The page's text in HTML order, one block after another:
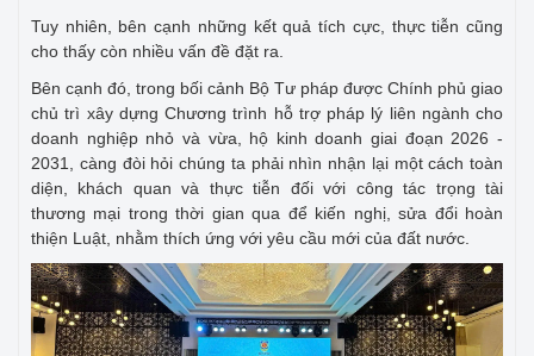
Tuy nhiên, bên cạnh những kết quả tích cực, thực tiễn cũng
cho thấy còn nhiều vấn đề đặt ra.
Bên cạnh đó, trong bối cảnh Bộ Tư pháp được Chính phủ giao
chủ trì xây dựng Chương trình hỗ trợ pháp lý liên ngành cho
doanh nghiệp nhỏ và vừa, hộ kinh doanh giai đoạn 2026 -
2031, càng đòi hỏi chúng ta phải nhìn nhận lại một cách toàn
diện, khách quan và thực tiễn đối với công tác trọng tài
thương mại trong thời gian qua để kiến nghị, sửa đổi hoàn
thiện Luật, nhằm thích ứng với yêu cầu mới của đất nước.